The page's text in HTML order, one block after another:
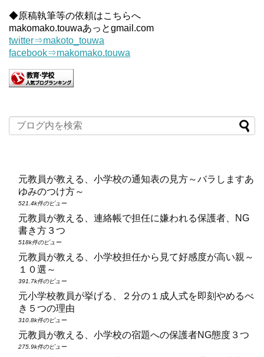
◆原稿執筆等の依頼はこちらへ
makomako.touwaあっとgmail.com
twitter⇒makoto_touwa
facebook⇒makomako.touwa
元教員が教える、小学校の通知表の見方～バラしますあ
ゆみのつけ方～
521.4k件のビュー
元教員が教える、連絡帳で担任に嫌われる保護者、NG
書き方３つ
518k件のビュー
元教員が教える、小学校担任から見て好感度が高い親～
１０選～
391.7k件のビュー
元小学校教員が挙げる、２分の１成人式を即刻やめるべ
き５つの理由
310.8k件のビュー
元教員が教える、小学校の宿題への保護者NG態度３つ
275.9k件のビュー